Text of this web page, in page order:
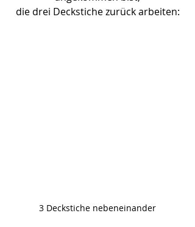
die drei Deckstiche zurück arbeiten:
3 Deckstiche nebeneinander